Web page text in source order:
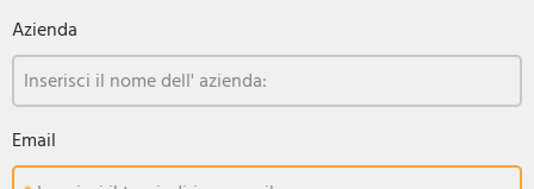
Azienda
Inserisci il nome dell' azienda:
Email